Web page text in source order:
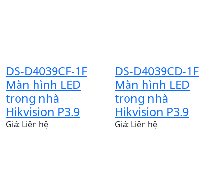
DS-D4039CF-1F
Màn hình LED
trong nhà
Hikvision P3.9
Giá: Liên hệ
DS-D4039CD-1F
Màn hình LED
trong nhà
Hikvision P3.9
Giá: Liên hệ